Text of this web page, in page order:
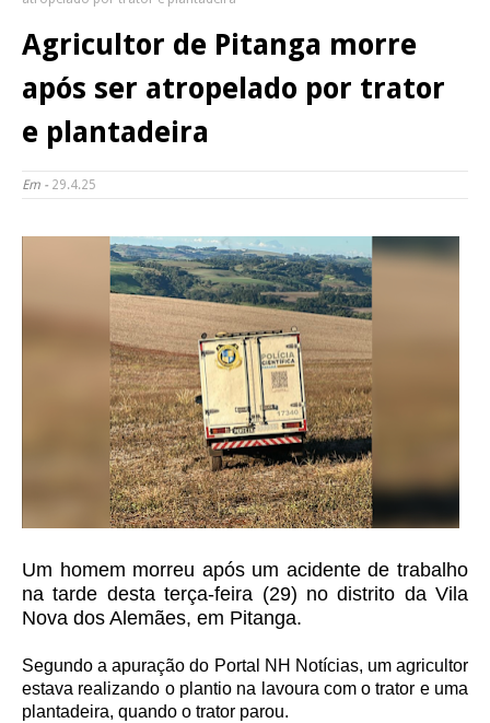
Agricultor de Pitanga morre
após ser atropelado por trator
e plantadeira
Em - 29.4.25
Um homem morreu após um acidente de trabalho
na tarde desta terça-feira (29) no distrito da Vila
Nova dos Alemães, em Pitanga.
Segundo a apuração do Portal NH Notícias, um agricultor
estava realizando o plantio na lavoura com o trator e uma
plantadeira, quando o trator parou.